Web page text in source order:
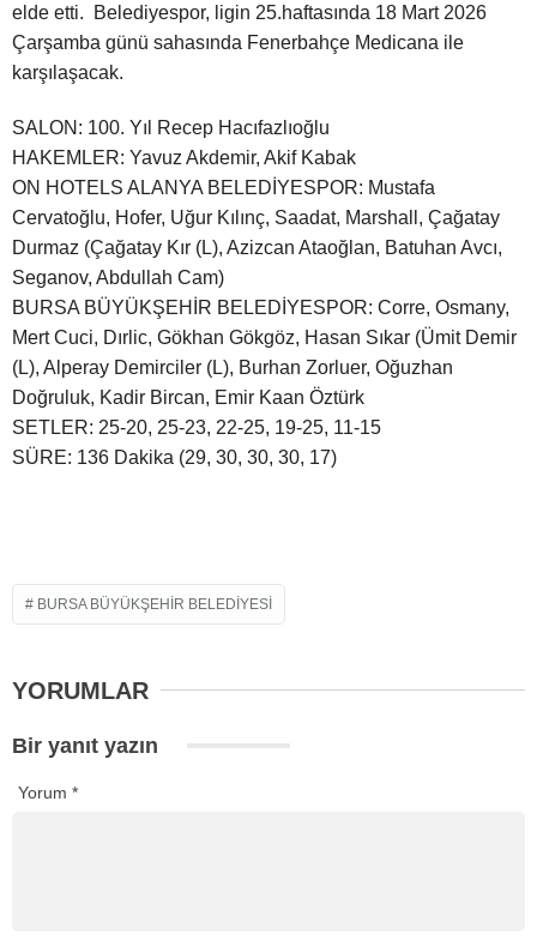
elde etti. Belediyespor, ligin 25.haftasında 18 Mart 2026
Çarşamba günü sahasında Fenerbahçe Medicana ile
karşılaşacak.
SALON: 100. Yıl Recep Hacıfazlıoğlu
HAKEMLER: Yavuz Akdemir, Akif Kabak
ON HOTELS ALANYA BELEDİYESPOR: Mustafa
Cervatoğlu, Hofer, Uğur Kılınç, Saadat, Marshall, Çağatay
Durmaz (Çağatay Kır (L), Azizcan Ataoğlan, Batuhan Avcı,
Seganov, Abdullah Cam)
BURSA BÜYÜKŞEHİR BELEDİYESPOR: Corre, Osmany,
Mert Cuci, Dırlic, Gökhan Gökgöz, Hasan Sıkar (Ümit Demir
(L), Alperay Demirciler (L), Burhan Zorluer, Oğuzhan
Doğruluk, Kadir Bircan, Emir Kaan Öztürk
SETLER: 25-20, 25-23, 22-25, 19-25, 11-15
SÜRE: 136 Dakika (29, 30, 30, 30, 17)
BURSA BÜYÜKŞEHIR BELEDIYESI
YORUMLAR
Bir yanıt yazın
Yorum *